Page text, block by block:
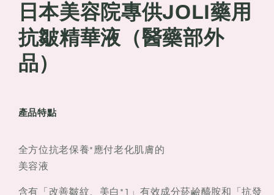
專
供
JOLI
藥
用
精
液
（醫
專
供
JOLI
液
日本美容院專供JOLI藥用
抗皺精華液（醫藥部外
品）
產品特點
全方位抗老保養*應付老化肌膚的
美容液
含有「改善皺紋、美白*1」有效成分菸鹼醯胺和「抗發